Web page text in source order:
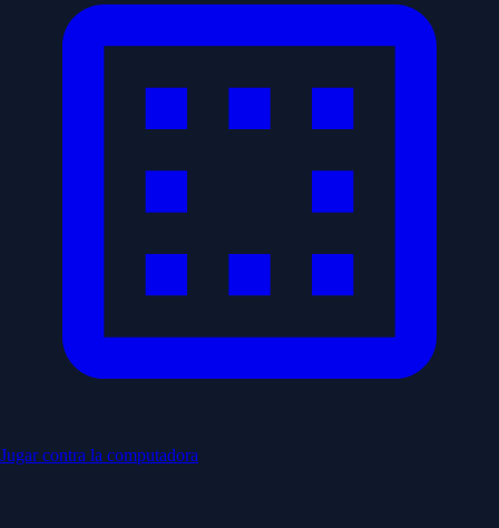
Jugar contra la computadora